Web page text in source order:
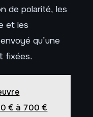
de polarité, les
et les
qu’une
fixées.
€ à 700 €